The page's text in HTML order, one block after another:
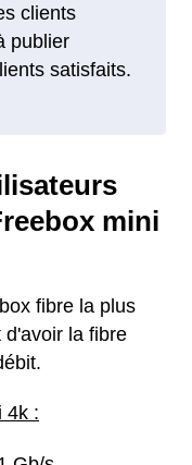
clients
publier
satisfaits.
mini
fibre la plus
la fibre
4k :